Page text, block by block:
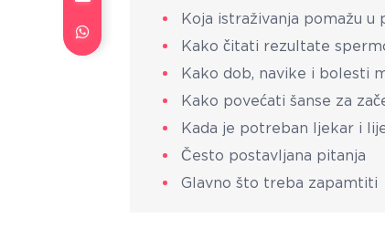
Koja istraživanja pomažu
Kako čitati rezultate
Kako dob, navike i bolesti
Kako povećati šanse za
Kada je potreban ljekar i
Često postavljana pitanja
Glavno što treba zapamtiti